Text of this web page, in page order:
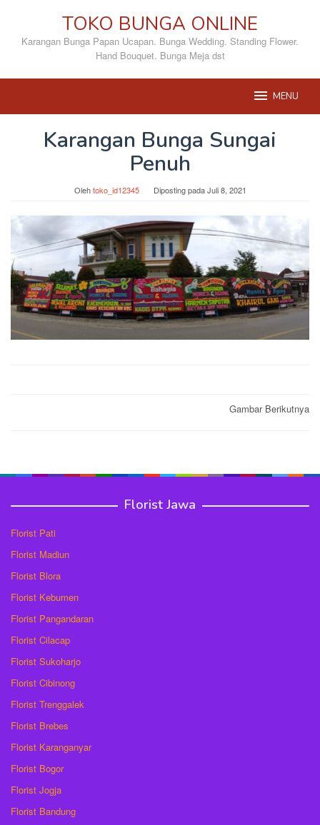
konten
TOKO BUNGA ONLINE
Karangan Bunga Papan Ucapan. Bunga Wedding. Standing Flower.
Hand Bouquet. Bunga Meja dst
MENU
Karangan Bunga Sungai
Penuh
Olehtoko_id12345 Diposting padaJuli 8, 2021
Gambar Berikutnya
Florist Jawa
Florist Pati
Florist Madiun
Florist Blora
Florist Kebumen
Florist Pangandaran
Florist Cilacap
Florist Sukoharjo
Florist Cibinong
Florist Trenggalek
Florist Brebes
Florist Karanganyar
Florist Bogor
Florist Jogja
Florist Bandung